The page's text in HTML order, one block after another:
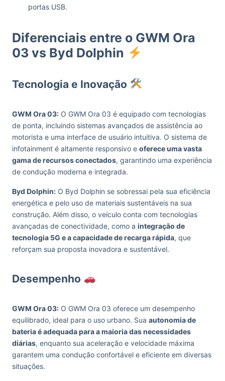
portas USB.
Diferenciais entre o GWM Ora
03 vs Byd Dolphin
Tecnologia e Inovação
GWM Ora 03: O GWM Ora 03 é equipado com tecnologias
de ponta, incluindo sistemas avançados de assistência ao
motorista e uma interface de usuário intuitiva. O sistema de
infotainment é altamente responsivo e oferece uma vasta
gama de recursos conectados, garantindo uma experiência
de condução moderna e integrada.
Byd Dolphin: O Byd Dolphin se sobressai pela sua eficiência
energética e pelo uso de materiais sustentáveis na sua
construção. Além disso, o veículo conta com tecnologias
avançadas de conectividade, como a integração de
tecnologia 5G e a capacidade de recarga rápida, que
reforçam sua proposta inovadora e sustentável.
Desempenho
GWM Ora 03: O GWM Ora 03 oferece um desempenho
equilibrado, ideal para o uso urbano. Sua autonomia de
bateria é adequada para a maioria das necessidades
diárias, enquanto sua aceleração e velocidade máxima
garantem uma condução confortável e eficiente em diversas
situações.